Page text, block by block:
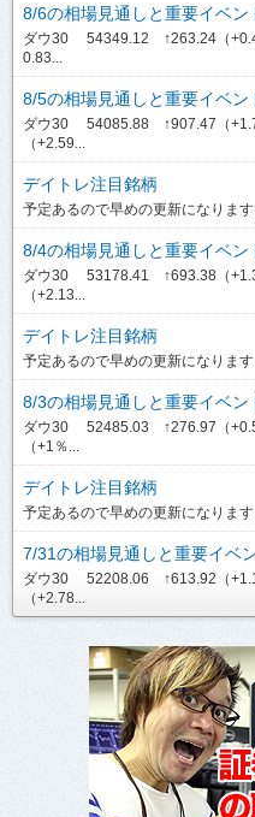
8/6の相場見通しと重要イベン
ダウ30 54349.12 ↑263.24（
0.83...
8/5の相場見通しと重要イベン
ダウ30 54085.88 ↑907.47（
（+2.59...
デイトレ注目銘柄
予定あるので早めの更新になりま
8/4の相場見通しと重要イベン
ダウ30 53178.41 ↑693.38（
（+2.13...
デイトレ注目銘柄
予定あるので早めの更新になりま
8/3の相場見通しと重要イベン
ダウ30 52485.03 ↑276.97（
（+1％...
デイトレ注目銘柄
予定あるので早めの更新になりま
7/31の相場見通しと重要イベ
ダウ30 52208.06 ↑613.92（
（+2.78...